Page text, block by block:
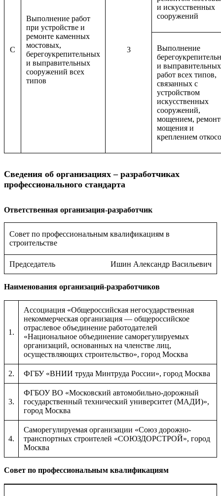
C
Выполнение работ
при устройстве и
ремонте каменных
мостовых,
берегоукрепительных
и выправительных
сооружений всех
типов
3
и искусственных
сооружений
Выполнение
и выправительных
работ всех типов,
связанных с
устройством
искусственных
сооружений,
мощением,
мощения и
креплением
Сведения об организациях – разработчиках
профессионального стандарта
Ответственная организация-разработчик
Совет по профессиональным квалификациям в
строительстве
Председатель Ишин Александр Васильевич
Наименования организаций-разработчиков
1.
Ассоциация «Общероссийская негосударственная
некоммерческая организация — общероссийское
отраслевое объединение работодателей
«Национальное объединение саморегулируемых
организаций, основанных на членстве лиц,
осуществляющих строительство», город Москва
2. ФГБУ «ВНИИ труда Минтруда России», город Москва
3.
ФГБОУ ВО «Московский автомобильно-дорожный
государственный технический университет (МАДИ)»,
город Москва
4.
Саморегулируемая организации «Союз дорожно-
транспортных строителей «СОЮЗДОРСТРОЙ», город
Москва
Совет по профессиональным квалификациям